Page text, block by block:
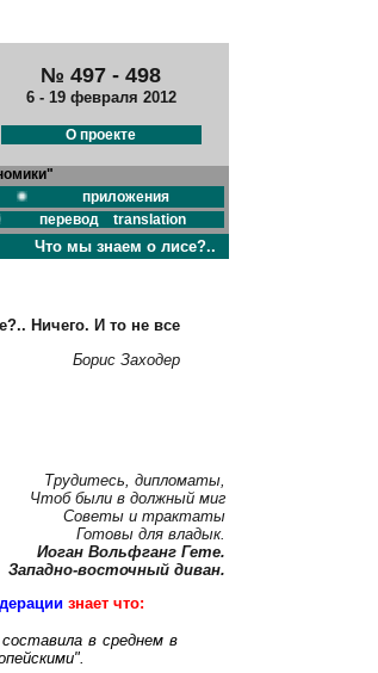
№ 497 - 498
6 - 19 февраля 2012
О проекте
приложения
перевод translation
Что мы знаем о лисе?..
Ничего. И то не все
Борис Заходер
Трудитесь, дипломаты,
Чтоб были в должный миг
Советы и трактаты
Готовы для владык.
Иоган Вольфганг Гете.
Западно-восточный диван.
знает что:
в среднем в